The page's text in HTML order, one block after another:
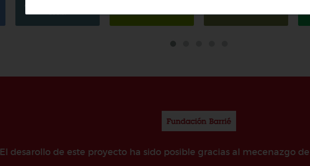
Autonomía Personal y
Social
El desarollo de este proyecto ha sido posible gracias al mecenazgo